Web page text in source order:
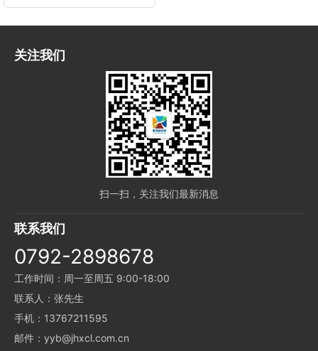
关注我们
扫一扫，关注我们最新消息
联系我们
0792-2898678
工作时间：周一至周五 9:00-18:00
联系人：张先生
手机：13767211595
邮件：yyb@jhxcl.com.cn